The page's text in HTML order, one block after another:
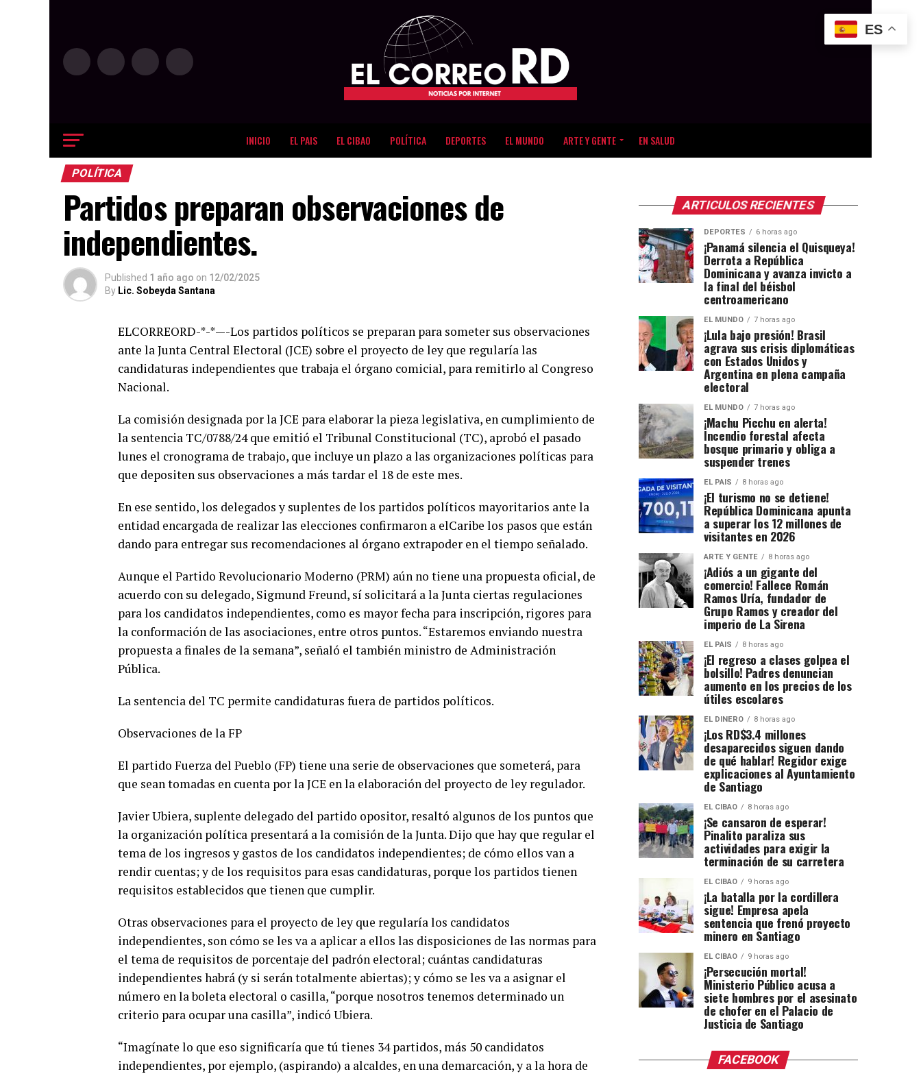
INICIO EL PAIS EL CIBAO POLÍTICA DEPORTES EL MUNDO ARTE Y GENTE EN SALUD
POLÍTICA
Partidos preparan observaciones de
independientes.
Published 1 año ago on 12/02/2025
By Lic. Sobeyda Santana
ELCORREORD-*-*—-Los partidos políticos se preparan para someter sus observaciones
ante la Junta Central Electoral (JCE) sobre el proyecto de ley que regularía las
candidaturas independientes que trabaja el órgano comicial, para remitirlo al Congreso
Nacional.
La comisión designada por la JCE para elaborar la pieza legislativa, en cumplimiento de
la sentencia TC/0788/24 que emitió el Tribunal Constitucional (TC), aprobó el pasado
lunes el cronograma de trabajo, que incluye un plazo a las organizaciones políticas para
que depositen sus observaciones a más tardar el 18 de este mes.
En ese sentido, los delegados y suplentes de los partidos políticos mayoritarios ante la
entidad encargada de realizar las elecciones confirmaron a elCaribe los pasos que están
dando para entregar sus recomendaciones al órgano extrapoder en el tiempo señalado.
Aunque el Partido Revolucionario Moderno (PRM) aún no tiene una propuesta oficial, de
acuerdo con su delegado, Sigmund Freund, sí solicitará a la Junta ciertas regulaciones
para los candidatos independientes, como es mayor fecha para inscripción, rigores para
la conformación de las asociaciones, entre otros puntos. “Estaremos enviando nuestra
propuesta a finales de la semana”, señaló el también ministro de Administración
Pública.
La sentencia del TC permite candidaturas fuera de partidos políticos.
Observaciones de la FP
El partido Fuerza del Pueblo (FP) tiene una serie de observaciones que someterá, para
que sean tomadas en cuenta por la JCE en la elaboración del proyecto de ley regulador.
Javier Ubiera, suplente delegado del partido opositor, resaltó algunos de los puntos que
la organización política presentará a la comisión de la Junta. Dijo que hay que regular el
tema de los ingresos y gastos de los candidatos independientes; de cómo ellos van a
rendir cuentas; y de los requisitos para esas candidaturas, porque los partidos tienen
requisitos establecidos que tienen que cumplir.
Otras observaciones para el proyecto de ley que regularía los candidatos
independientes, son cómo se les va a aplicar a ellos las disposiciones de las normas para
el tema de requisitos de porcentaje del padrón electoral; cuántas candidaturas
independientes habrá (y si serán totalmente abiertas); y cómo se les va a asignar el
número en la boleta electoral o casilla, “porque nosotros tenemos determinado un
criterio para ocupar una casilla”, indicó Ubiera.
“Imagínate lo que eso significaría que tú tienes 34 partidos, más 50 candidatos
independientes, por ejemplo, (aspirando) a alcaldes, en una demarcación, y a la hora de
ARTICULOS RECIENTES
DEPORTES 6 horas ago
¡Panamá silencia el Quisqueya!
Derrota a República
Dominicana y avanza invicto a
la final del béisbol
centroamericano
EL MUNDO 7 horas ago
¡Lula bajo presión! Brasil
agrava sus crisis diplomáticas
con Estados Unidos y
Argentina en plena campaña
electoral
EL MUNDO 7 horas ago
¡Machu Picchu en alerta!
Incendio forestal afecta
bosque primario y obliga a
suspender trenes
EL PAIS 8 horas ago
¡El turismo no se detiene!
República Dominicana apunta
a superar los 12 millones de
visitantes en 2026
ARTE Y GENTE 8 horas ago
¡Adiós a un gigante del
comercio! Fallece Román
Ramos Uría, fundador de
Grupo Ramos y creador del
imperio de La Sirena
EL PAIS 8 horas ago
¡El regreso a clases golpea el
bolsillo! Padres denuncian
aumento en los precios de los
útiles escolares
EL DINERO 8 horas ago
¡Los RD$3.4 millones
desaparecidos siguen dando
de qué hablar! Regidor exige
explicaciones al Ayuntamiento
de Santiago
EL CIBAO 8 horas ago
¡Se cansaron de esperar!
Pinalito paraliza sus
actividades para exigir la
terminación de su carretera
EL CIBAO 9 horas ago
¡La batalla por la cordillera
sigue! Empresa apela
sentencia que frenó proyecto
minero en Santiago
EL CIBAO 9 horas ago
¡Persecución mortal!
Ministerio Público acusa a
siete hombres por el asesinato
de chofer en el Palacio de
Justicia de Santiago
FACEBOOK
ES